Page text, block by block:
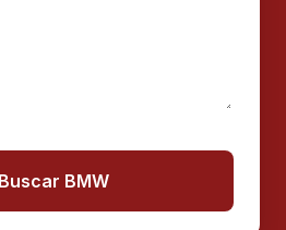
Buscar BMW